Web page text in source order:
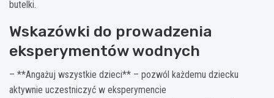
butelki.
Wskazówki do prowadzenia
eksperymentów wodnych
– **Angażuj wszystkie dzieci** – pozwól każdemu dziecku
aktywnie uczestniczyć w eksperymencie